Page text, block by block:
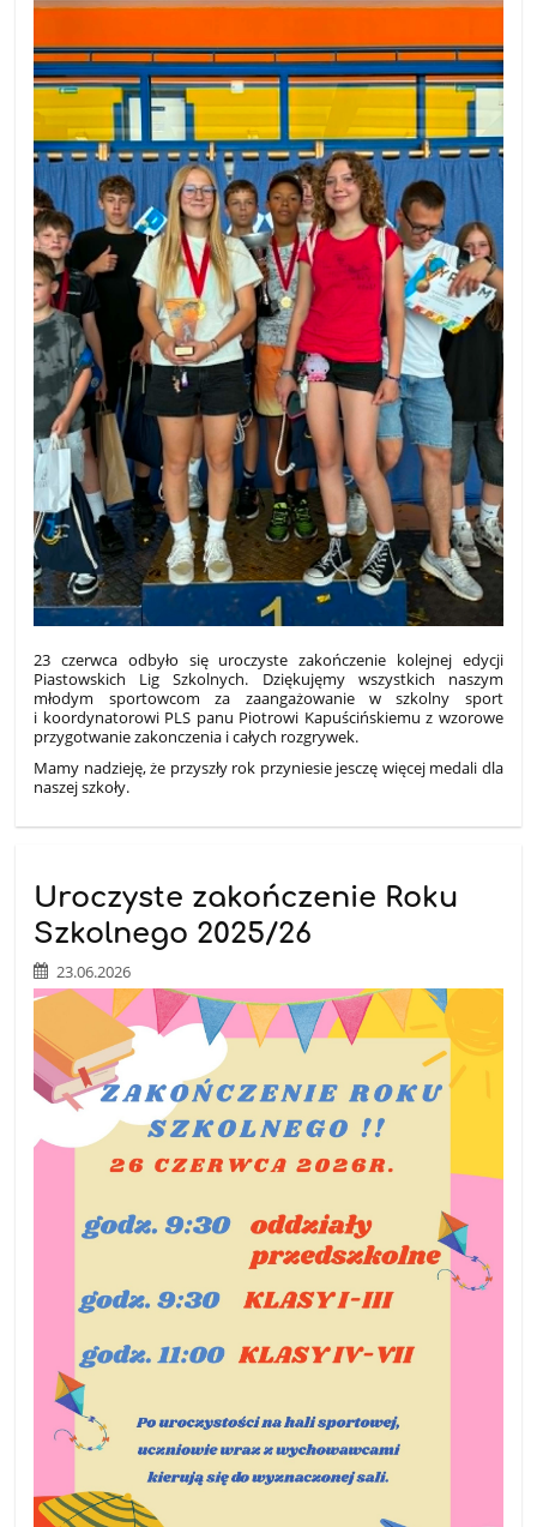
23 czerwca odbyło się uroczyste zakończenie kolejnej edycji
Piastowskich Lig Szkolnych. Dziękujęmy wszystkich naszym
młodym sportowcom za zaangażowanie w szkolny sport
i koordynatorowi PLS panu Piotrowi Kapuścińskiemu z wzorowe
przygotwanie zakonczenia i całych rozgrywek.
Mamy nadzieję, że przyszły rok przyniesie jesczę więcej medali dla
naszej szkoły.
Uroczyste zakończenie Roku
Szkolnego 2025/26
23.06.2026